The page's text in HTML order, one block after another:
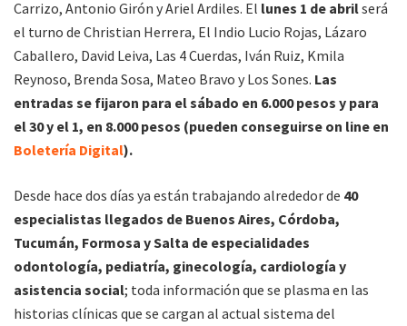
Carrizo, Antonio Girón y Ariel Ardiles. El lunes 1 de abrilserá
el turno de Christian Herrera, El Indio Lucio Rojas, Lázaro
Caballero, David Leiva, Las 4 Cuerdas, Iván Ruiz, Kmila
Reynoso, Brenda Sosa, Mateo Bravo y Los Sones. Las
entradas se fijaron para el sábado en 6.000 pesos y para
el 30 y el 1, en 8.000 pesos (pueden conseguirse on line en
Boletería Digital).
Desde hace dos días ya están trabajando alrededor de 40
especialistas llegados de Buenos Aires, Córdoba,
Tucumán, Formosa y Salta de especialidades
odontología, pediatría, ginecología, cardiología y
asistencia social; toda información que se plasma en las
historias clínicas que se cargan al actual sistema del